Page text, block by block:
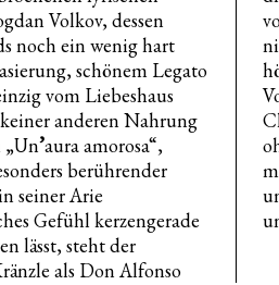
Volkov, dessen
noch ein wenig hart
schönem Legato
vom Liebeshaus
anderen Nahrung
„Un’aura amorosa“,
berührender
seiner Arie
Gefühl kerzengerade
lässt, steht der
als Don Alfonso